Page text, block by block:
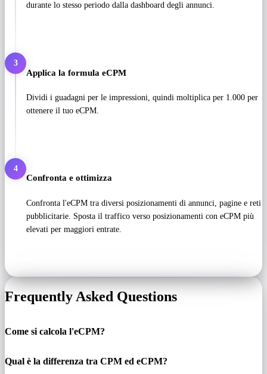
durante lo stesso periodo dalla dashboard degli annunci.
3
Applica la formula eCPM
Dividi i guadagni per le impressioni, quindi moltiplica per 1.000 per
ottenere il tuo eCPM.
4
Confronta e ottimizza
Confronta l'eCPM tra diversi posizionamenti di annunci, pagine e reti
pubblicitarie. Sposta il traffico verso posizionamenti con eCPM più
elevati per maggiori entrate.
Frequently Asked Questions
Come si calcola l'eCPM?
Qual è la differenza tra CPM ed eCPM?